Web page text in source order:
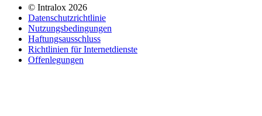
© Intralox 2026
Datenschutzrichtlinie
Nutzungsbedingungen
Haftungsausschluss
Richtlinien für Internetdienste
Offenlegungen